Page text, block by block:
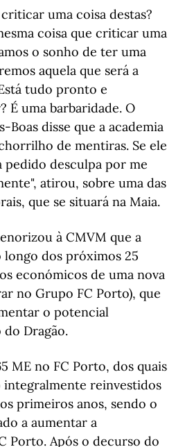
uma coisa destas?
coisa que criticar uma
o sonho de ter uma
aquela que será a
tudo pronto e
É uma barbaridade. O
disse que a academia
de mentiras. Se ele
pedido desculpa por me
atirou, sobre uma das
que se situará na Maia.
à CMVM que a
dos próximos 25
económicos de uma nova
no Grupo FC Porto), que
o potencial
Dragão.
ME no FC Porto, dos quais
integralmente reinvestidos
primeiros anos, sendo o
a aumentar a
Porto. Após o decurso do